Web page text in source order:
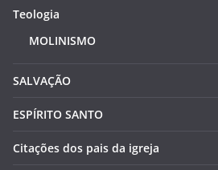
Teologia
MOLINISMO
SALVAÇÃO
ESPÍRITO SANTO
Citações dos pais da igreja